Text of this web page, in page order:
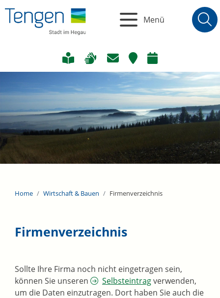
Menü
Home Wirtschaft & Bauen Firmenverzeichnis
Firmenverzeichnis
Sollte Ihre Firma noch nicht eingetragen sein,
können Sie unseren
Selbsteintragverwenden,
um die Daten einzutragen. Dort haben Sie auch die